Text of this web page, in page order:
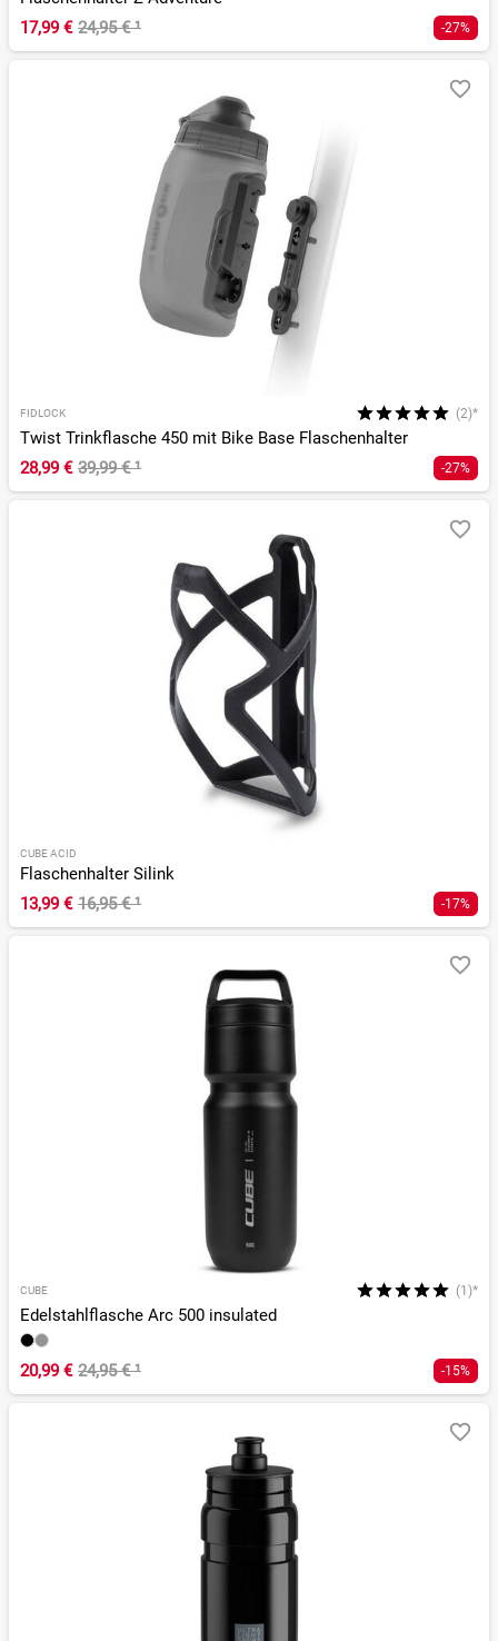
17,99 € 24,95 €¹ -27%
FIDLOCK (2)*
Twist Trinkflasche 450 mit Bike Base Flaschenhalter
28,99 € 39,99 €¹ -27%
CUBE ACID
Flaschenhalter Silink
13,99 € 16,95 €¹ -17%
CUBE (1)*
Edelstahlflasche Arc 500 insulated
20,99 € 24,95 €¹ -15%